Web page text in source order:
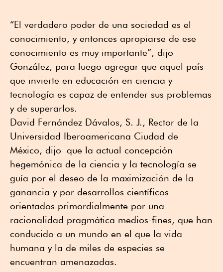
“El verdadero poder de una sociedad es el
conocimiento, y entonces apropiarse de ese
conocimiento es muy importante”, dijo
González, para luego agregar que aquel país
que invierte en educación en ciencia y
tecnología es capaz de entender sus problemas
y de superarlos.
David Fernández Dávalos, S. J., Rector de la
Universidad Iberoamericana Ciudad de
México, dijo que la actual concepción
hegemónica de la ciencia y la tecnología se
guía por el deseo de la maximización de la
ganancia y por desarrollos científicos
orientados primordialmente por una
racionalidad pragmática medios-fines, que han
conducido a un mundo en el que la vida
humana y la de miles de especies se
encuentran amenazadas.